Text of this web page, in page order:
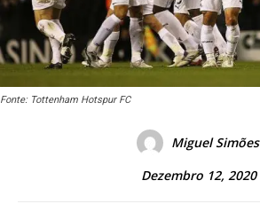
Fonte: Tottenham Hotspur FC
Miguel Simões
Dezembro 12, 2020